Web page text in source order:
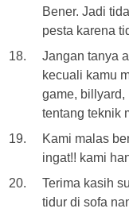
Bener. Jadi
pesta karena
Jangan tanya
kecuali kamu
game, billyard,
tentang teknik
Kami malas
ingat!! kami
Terima kasih
tidur di sofa